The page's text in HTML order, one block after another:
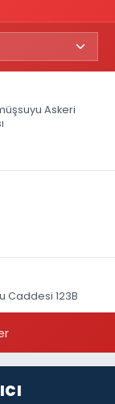
Askeri
Caddesi 123B